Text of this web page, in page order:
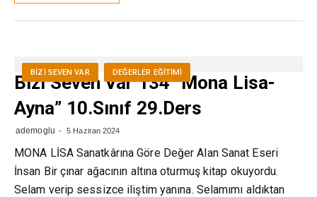
BIZI SEVEN VAR DEĞERLER EĞITIMI
Bizi Seven Var 134 “Mona Lisa-
Ayna” 10.Sınıf 29.Ders
ademoglu 5 Haziran 2024
MONA LİSA Sanatkârına Göre Değer Alan Sanat Eseri
İnsan Bir çınar ağacının altına oturmuş kitap oku­yordu.
Selam verip sessizce iliştim yanına. Se­lamımı aldıktan